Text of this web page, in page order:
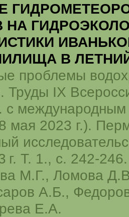
НА
В
проблемы
Труды IX
с международным
мая 2023 г.).
г. Т. 1., с. 242-
М.Г., Ломова
А.Б.,
Е.А.